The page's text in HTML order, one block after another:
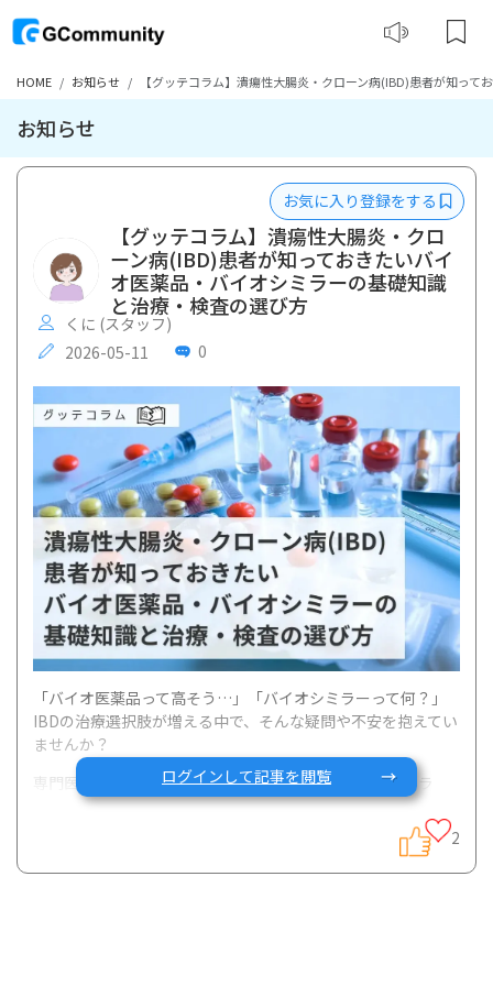
HOME お知らせ 【グッテコラム】潰瘍性大腸炎・クローン病(IBD)患者が知っ
お知らせ
お気に入り登録をする
【グッテコラム】潰瘍性大腸炎・クロ
ーン病(IBD)患者が知っておきたいバイ
オ医薬品・バイオシミラーの基礎知識
と治療・検査の選び方
くに (スタッフ)
2026-05-11
0
「バイオ医薬品って高そう…」「バイオシミラーって何？」
IBDの治療選択肢が増える中で、そんな疑問や不安を抱えてい
ませんか？
専門医の竹内建先生が、最新の治療動向と「バイオシミラ
ー」の基礎知識をわかりやすく解説した最新コラムをご紹介
ログインして記事を閲覧
2